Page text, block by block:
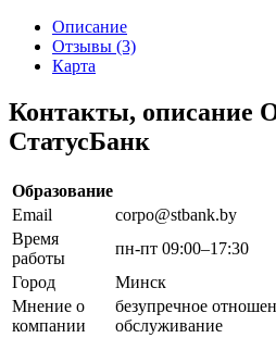
Описание
Отзывы (3)
Карта
Контакты, описание
СтатусБанк
Образование
Email
corpo@stbank.by
Время
работы
пн-пт 09:00–17:30
Город
Минск
Мнение о
компании
безупречное
обслуживание